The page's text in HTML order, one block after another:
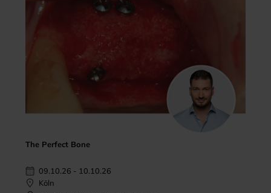
The Perfect Bone
09.10.26 - 10.10.26
Köln